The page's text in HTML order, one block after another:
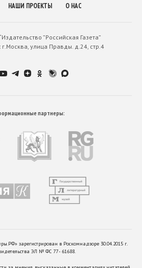
НАШИ ПРОЕКТЫ О НАС
”Российская Газета”
г.Москва, улица Правды. д.24, стр.4
партнеры:
зарегистрирован в Роскомнадзоре 30.04.2015 г.
ЭЛ № ФС 77 - 61688.